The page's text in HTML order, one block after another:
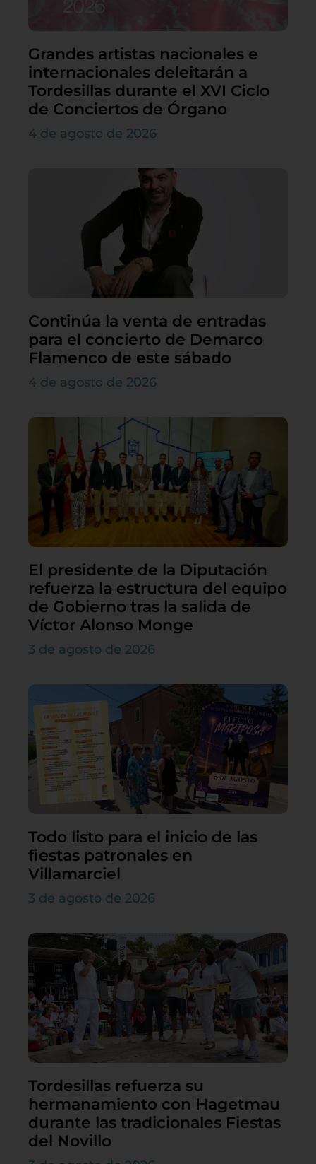
Grandes artistas nacionales e
internacionales deleitarán a
Tordesillas durante el XVI Ciclo
de Conciertos de Órgano
4 de agosto de 2026
Continúa la venta de entradas
para el concierto de Demarco
Flamenco de este sábado
4 de agosto de 2026
El presidente de la Diputación
refuerza la estructura del equipo
de Gobierno tras la salida de
Víctor Alonso Monge
3 de agosto de 2026
Todo listo para el inicio de las
fiestas patronales en
Villamarciel
3 de agosto de 2026
Tordesillas refuerza su
hermanamiento con Hagetmau
durante las tradicionales Fiestas
del Novillo